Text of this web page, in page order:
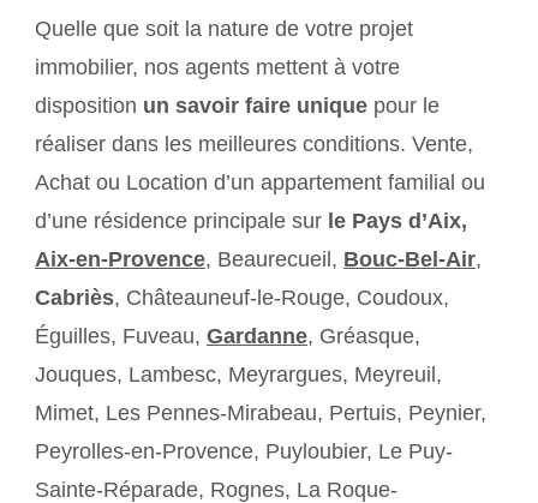
Quelle que soit la nature de votre projet
immobilier, nos agents mettent à votre
disposition un savoir faire unique pour le
réaliser dans les meilleures conditions. Vente,
Achat ou Location d’un appartement familial ou
d’une résidence principale sur le Pays d’Aix,
Aix-en-Provence, Beaurecueil, Bouc-Bel-Air,
Cabriès, Châteauneuf-le-Rouge, Coudoux,
Éguilles, Fuveau, Gardanne, Gréasque,
Jouques, Lambesc, Meyrargues, Meyreuil,
Mimet, Les Pennes-Mirabeau, Pertuis, Peynier,
Peyrolles-en-Provence, Puyloubier, Le Puy-
Sainte-Réparade, Rognes, La Roque-